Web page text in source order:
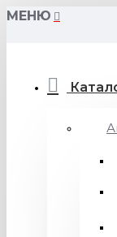
МЕНЮ